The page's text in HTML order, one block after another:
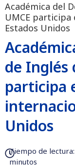
Académica del
UMCE
Estados Unidos
de Inglés
participa
Unidos
Tiempo de
minutos